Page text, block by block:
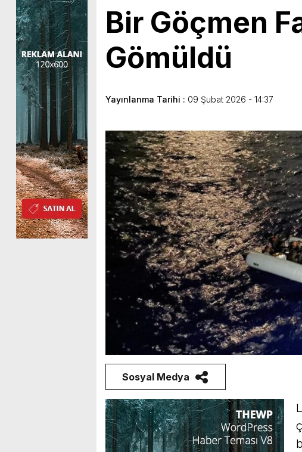
Bir Göçmen
Gömüldü
Yayınlanma Tarihi : 09 Şubat 2026 - 14:37
Sosyal Medya